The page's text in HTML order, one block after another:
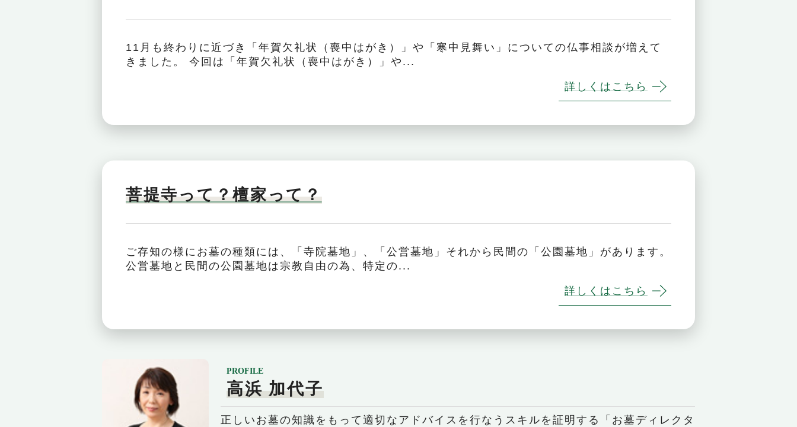
11月も終わりに近づき「年賀欠礼状（喪中はがき）」や「寒中見舞い」についての仏事相談が増えて
きました。 今回は「年賀欠礼状（喪中はがき）」や...
詳しくはこちら
菩提寺って？檀家って？
ご存知の様にお墓の種類には、「寺院墓地」、「公営墓地」それから民間の「公園墓地」があります。
公営墓地と民間の公園墓地は宗教自由の為、特定の...
詳しくはこちら
PROFILE
高浜 加代子
正しいお墓の知識をもって適切なアドバイスを行なうスキルを証明する「お墓ディレクタ